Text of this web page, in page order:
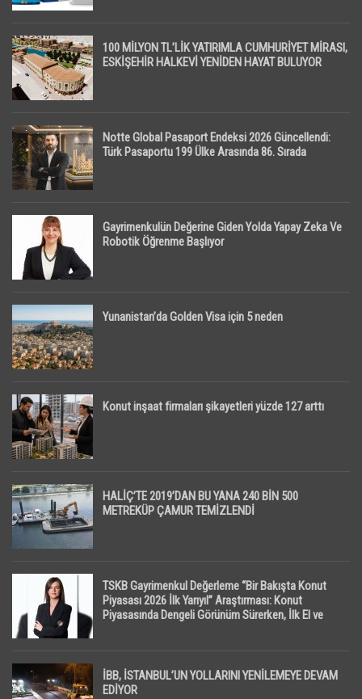
100 MİLYON TL’LİK YATIRIMLA CUMHURİYET MİRASI,
ESKİŞEHİR HALKEVİ YENİDEN HAYAT BULUYOR
Notte Global Pasaport Endeksi 2026 Güncellendi:
Türk Pasaportu 199 Ülke Arasında 86. Sırada
Gayrimenkulün Değerine Giden Yolda Yapay Zeka Ve
Robotik Öğrenme Başlıyor
Yunanistan’da Golden Visa için 5 neden
Konut inşaat firmaları şikayetleri yüzde 127 arttı
HALİÇ’TE 2019’DAN BU YANA 240 BİN 500
METREKÜP ÇAMUR TEMİZLENDİ
TSKB Gayrimenkul Değerleme “Bir Bakışta Konut
Piyasası 2026 İlk Yarıyıl” Araştırması: Konut
Piyasasında Dengeli Görünüm Sürerken, İlk El ve
İBB, İSTANBUL’UN YOLLARINI YENİLEMEYE DEVAM
EDİYOR